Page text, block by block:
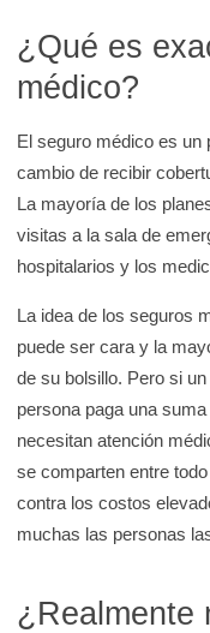
d
e
i
d
s
H
e
a
l
t
h
¿Qué es
médico?
El seguro médico es un
cambio de recibir
La mayoría de los
visitas a la sala de
hospitalarios y los
La idea de los seguros
puede ser cara y la
de su bolsillo. Pero si
persona paga una
necesitan atención
se comparten entre
contra los costos
muchas las personas
¿Realmente